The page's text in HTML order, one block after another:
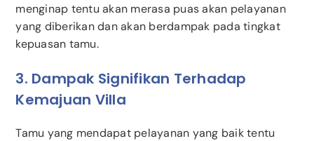
menginap tentu akan merasa puas akan pelayanan
yang diberikan dan akan berdampak pada tingkat
kepuasan tamu.
3. Dampak Signifikan Terhadap
Kemajuan Villa
Tamu yang mendapat pelayanan yang baik tentu